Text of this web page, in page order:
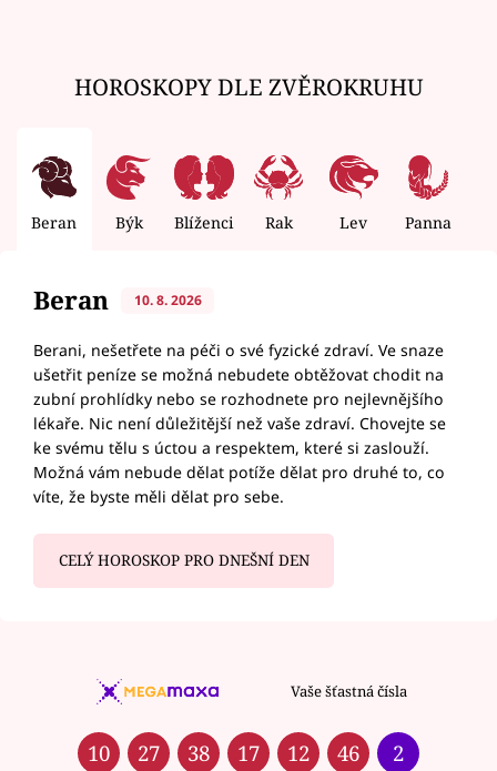
HOROSKOPY DLE ZVĚROKRUHU
Beran Býk Blíženci Rak Lev Panna
Beran 10. 8. 2026
Berani, nešetřete na péči o své fyzické zdraví. Ve snaze
ušetřit peníze se možná nebudete obtěžovat chodit na
zubní prohlídky nebo se rozhodnete pro nejlevnějšího
lékaře. Nic není důležitější než vaše zdraví. Chovejte se
ke svému tělu s úctou a respektem, které si zaslouží.
Možná vám nebude dělat potíže dělat pro druhé to, co
víte, že byste měli dělat pro sebe.
CELÝ HOROSKOP PRO DNEŠNÍ DEN
Vaše šťastná čísla
10 27 38 17 12 46 2